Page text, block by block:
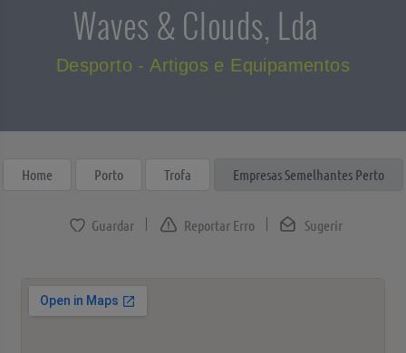
Waves & Clouds, Lda
Desporto - Artigos e Equipamentos
Home Porto Trofa Empresas Semelhantes Perto
Sugerir
Reportar Erro